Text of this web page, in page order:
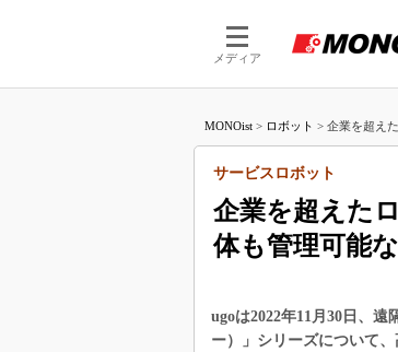
メディア
MONOist > ロボット > 企業を超え
企業を超えた
体も管理可能
サービスロボット
ugoは2022年11月30日、
ー）」シリーズについて